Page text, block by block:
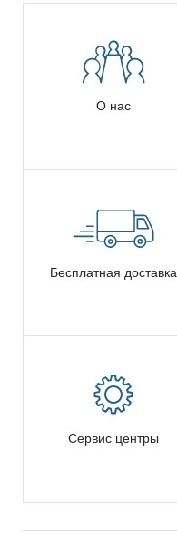
О нас
Бесплатная доставка
Сервис центры